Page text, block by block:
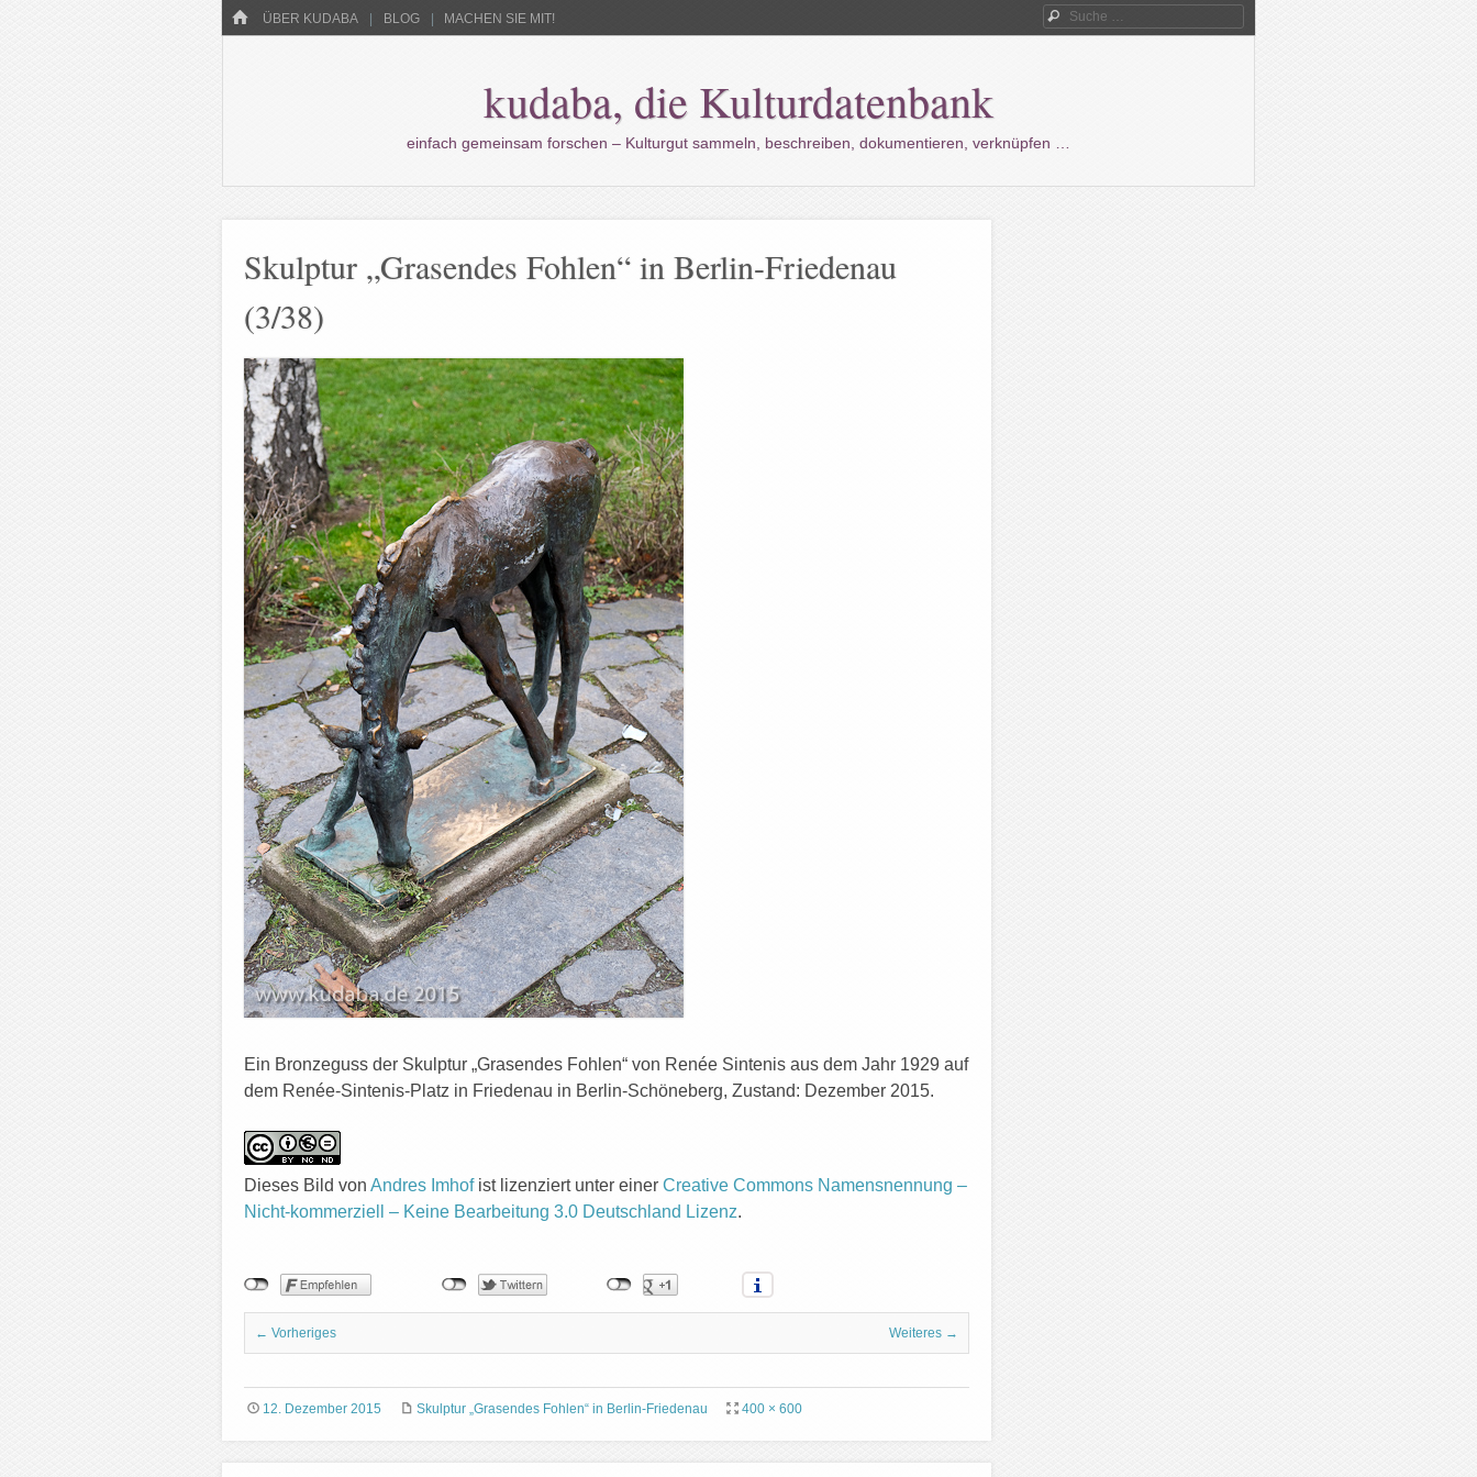
HOME
Menü
WECHSELN SIE ZUM INHALT
ÜBER KUDABA BLOG MACHEN SIE MIT! Suche
kudaba, die Kulturdatenbank
einfach gemeinsam forschen – Kulturgut sammeln, beschreiben, dokumentieren, verknüpfen …
Skulptur „Grasendes Fohlen“ in Berlin-Friedenau
(3/38)
Ein Bronzeguss der Skulptur „Grasendes Fohlen“ von Renée Sintenis aus dem Jahr 1929 auf
dem Renée-Sintenis-Platz in Friedenau in Berlin-Schöneberg, Zustand: Dezember 2015.
Dieses Bild von Andres Imhofist lizenziert unter einer Creative Commons Namensnennung –
Nicht-kommerziell – Keine Bearbeitung 3.0 Deutschland Lizenz.
← Vorheriges Weiteres →
12. Dezember 2015 Skulptur „Grasendes Fohlen“ in Berlin-Friedenau 400 × 600